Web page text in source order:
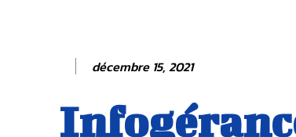
décembre 15, 2021